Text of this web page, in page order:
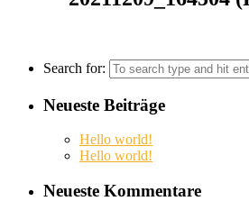
Search for:
Neueste Beiträge
Hello world!
Hello world!
Neueste Kommentare